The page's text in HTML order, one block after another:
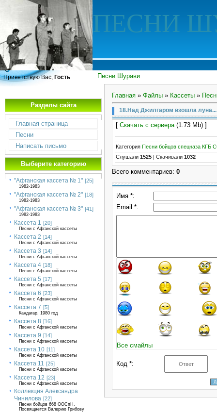
ПЕСНИ
Песни Шурави
Приветствую Вас, Гость
Разделы сайта
Главная страница
Песни
Написать письмо
Выберите категорию
"Афганская кассета № 1" [25]
1982-1983
"Афганская кассета № 2" [18]
1982-1983
"Афганская кассета № 3" [41]
1982-1983
Кассета 1 [20]
Песни с Афганской кассеты
Кассета 2 [14]
Песни с Афганской кассеты
Кассета 3 [14]
Песни с Афганской кассеты
Кассета 4 [18]
Песня с Афганской кассеты
Кассета 5 [17]
Песни с Афганской кассеты
Кассета 6 [23]
Песни с Афганской кассеты
Кассета 7 [5]
Кандагар, 1980 год
Кассета 8 [16]
Песни с Афганской кассеты
Кассета 9 [14]
Песни с Афганской кассеты
Кассета 10 [11]
Песни с Афганской кассеты
Кассета 11 [25]
Песни с Афганской кассеты
Кассета 12 [23]
Песни с Афганской кассеты
Коллекция Александра
Чинилова [22]
Песни бойцов 668 ООСпН.
Посвящается Валерию Грибову
Главная » Файлы » Кассеты »
18.Над Джилгаром взошла луна...
[ Скачать с сервера(1.73 Mb) ]
Категория Песни бойцов спецназа КГБ
Слушали 1525 Скачивали 1032
Всего комментариев: 0
Имя *:
Email *:
Все смайлы
Код *: